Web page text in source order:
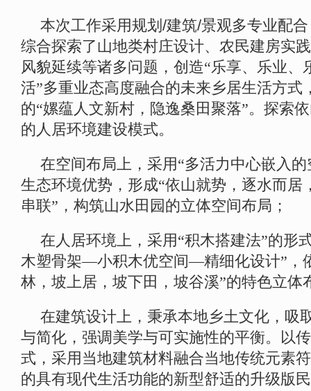
本次工作采用规划 /建筑/景观多专业配
综合探索了山地类村庄设计、农民建房实
风貌延续等诸多问题，创造“乐享、乐业、
活”多重业态高度融合的未来乡居生活方式
的“嫘蕴人文新村，隐逸桑田聚落”。探索
的人居环境建设模式。
在空间布局上，采用“多活力中心嵌入
生态环境优势，形成“依山就势，逐水而居
串联”，构筑山水田园的立体空间布局；
在人居环境上，采用“积木搭建法”的形
木塑骨架—小积木优空间—精细化设计”，
林，坡上居，坡下田，坡谷溪”的特色立体
在建筑设计上，秉承本地乡土文化，吸
与简化，强调美学与可实施性的平衡。以
式，采用当地建筑材料融合当地传统元素
的具有现代生活功能的新型舒适的升级版